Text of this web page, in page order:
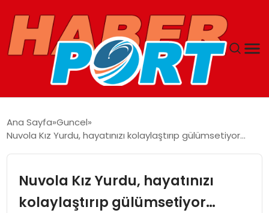
YAŞAM
SAĞLIK
Ana Sayfa Guncel
Nuvola Kız Yurdu, hayatınızı kolaylaştırıp gülümsetiyor…
Nuvola Kız Yurdu, hayatınızı
kolaylaştırıp gülümsetiyor…